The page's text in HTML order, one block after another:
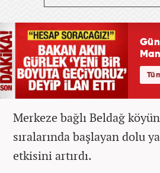
Merkeze bağlı Beldağ
sıralarında başlayan dolu
etkisini artırdı.